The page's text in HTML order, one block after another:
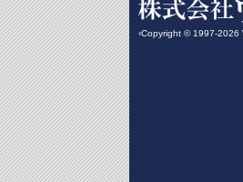
‹Copyright © 1997-2026